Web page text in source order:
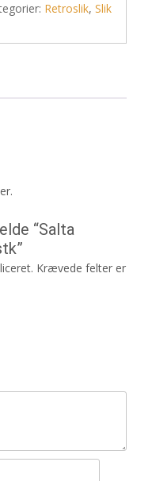
Retroslik, Slik
“Salta
Krævede felter er